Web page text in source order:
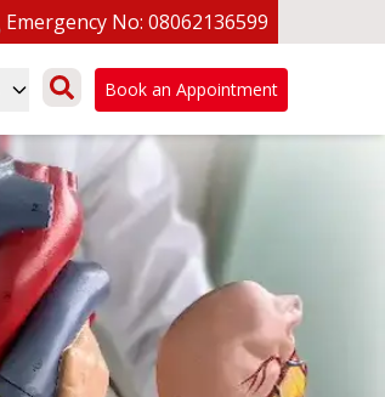
Emergency No: 08062136599
Book an Appointment